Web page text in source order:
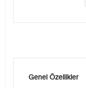
Genel Özellikler